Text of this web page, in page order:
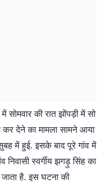
सोमवार की रात झोंपड़ी में सो
कर देने का मामला सामने आया
में हुई. इसके बाद पूरे गांव में
निवासी स्वर्गीय झगड़ु सिंह का
जाता है. इस घटना की